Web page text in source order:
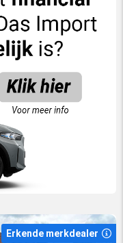
Erkende merkdealer